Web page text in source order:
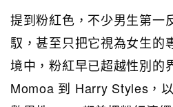
提到粉紅色，不少男生第一
馭，甚至只把它視為女生的
境中，粉紅早已超越性別的
Momoa 到 Harry Styles，